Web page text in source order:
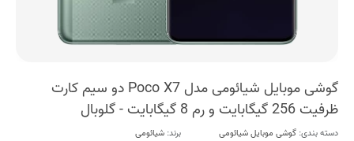
گوشی موبایل شیائومی مدل Poco X7 دو سیم کارت
ظرفیت 256 گیگابایت و رم 8 گیگابایت - گلوبال
دسته بندی: گوشی موبایل شیائومی برند: شیائومی